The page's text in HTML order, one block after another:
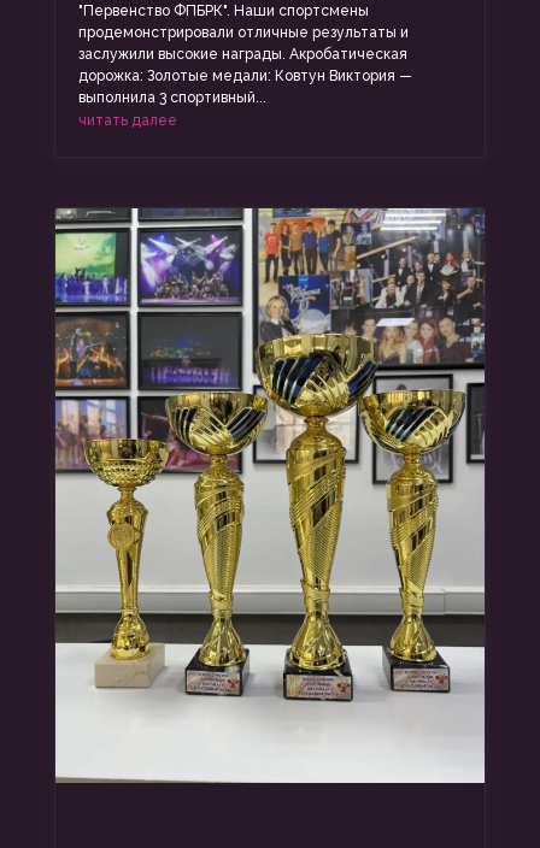
"Первенство ФПБРК". Наши спортсмены
продемонстрировали отличные результаты и
заслужили высокие награды. Акробатическая
дорожка: Золотые медали: Ковтун Виктория —
выполнила 3 спортивный...
читать далее